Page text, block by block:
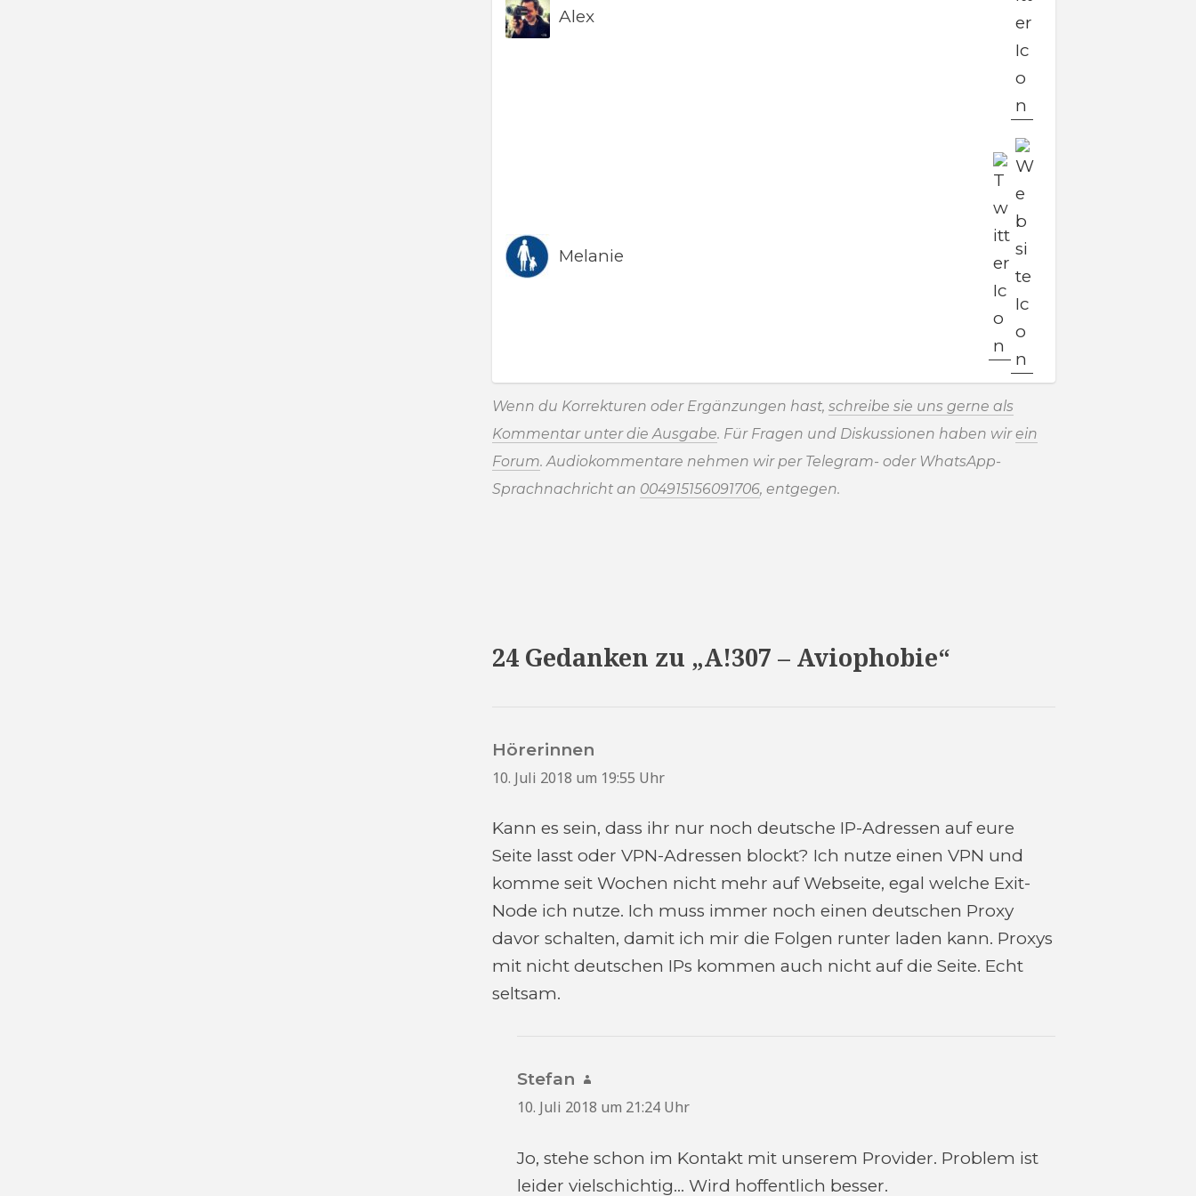
Alex
Melanie
Wenn du Korrekturen oder Ergänzungen hast,schreibe sie uns gerne als
Kommentar unter die Ausgabe. Für Fragen und Diskussionen haben wirein
Forum. Audiokommentare nehmen wir per Telegram- oder WhatsApp-
Sprachnachricht an 004915156091706, entgegen.
24 Gedanken zu „A!307 – Aviophobie“
Hörerinnen
10. Juli 2018 um 19:55 Uhr
Kann es sein, dass ihr nur noch deutsche IP-Adressen auf eure
Seite lasst oder VPN-Adressen blockt? Ich nutze einen VPN und
komme seit Wochen nicht mehr auf Webseite, egal welche Exit-
Node ich nutze. Ich muss immer noch einen deutschen Proxy
davor schalten, damit ich mir die Folgen runter laden kann. Proxys
mit nicht deutschen IPs kommen auch nicht auf die Seite. Echt
seltsam.
Stefan sagt:
10. Juli 2018 um 21:24 Uhr
Jo, stehe schon im Kontakt mit unserem Provider. Problem ist
leider vielschichtig… Wird hoffentlich besser.